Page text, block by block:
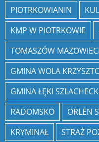
PIOTRKOWIANIN
KMP W PIOTRKOWIE
TOMASZÓW
GMINA WOLA
GMINA ŁĘKI
RADOMSKO
ORLEN
KRYMINAŁ
STRAŻ